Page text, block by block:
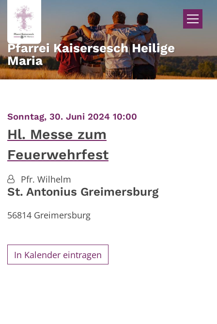
Zum Inhalt springen
Pfarrei Kaisersesch Heilige
Maria
Sonntag, 30. Juni 2024 10:00
Hl. Messe zum
Feuerwehrfest
Pfr. Wilhelm
St. Antonius Greimersburg
56814 Greimersburg
In Kalender eintragen